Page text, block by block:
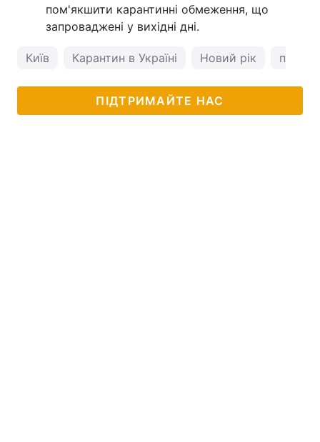
пом'якшити карантинні обмеження, що
запроваджені у вихідні дні.
Київ Карантин в Україні Новий рік
ПІДТРИМАЙТЕ НАС